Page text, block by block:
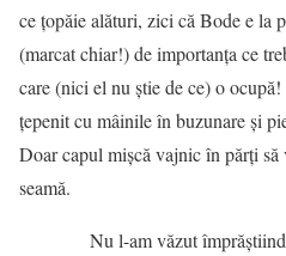
ce țopăie alături, zici că Bode e la
(marcat chiar!) de importanța ce
care (nici el nu știe de ce) o
țepenit cu mâinile în buzunare și
Doar capul mișcă vajnic în părți să
seamă.
Nu l-am văzut împrăștiind